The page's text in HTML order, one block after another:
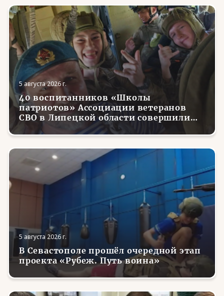
5 августа 2026 г.
40 воспитанников «Школы
патриотов» Ассоциации ветеранов
СВО в Липецкой области совершили
первые парашютные прыжки
5 августа 2026 г.
В Севастополе прошёл очередной этап
проекта «Рубеж. Путь воина»